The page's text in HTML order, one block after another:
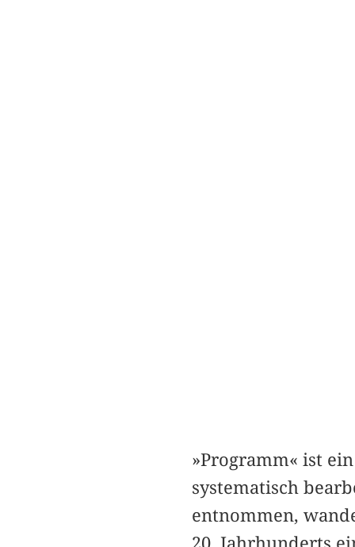
»Programm« ist
systematisch
entnommen,
20. Jahrhunderts